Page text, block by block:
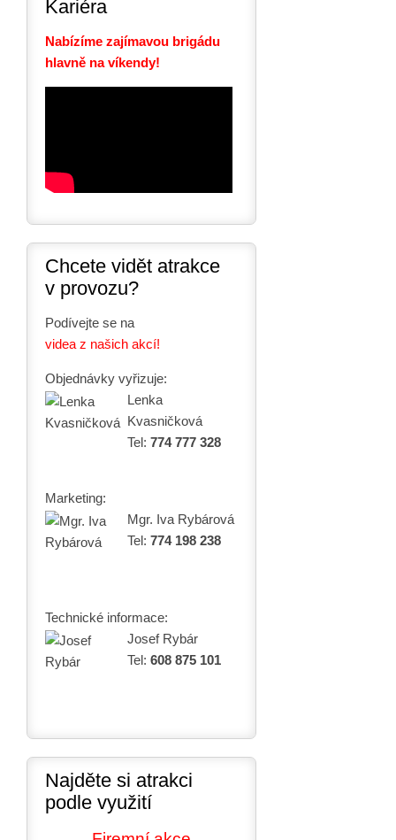
Kariéra
Nabízíme zajímavou brigádu
hlavně na víkendy!
Chcete vidět atrakce
v provozu?
Podívejte se na
videa z našich akcí!
Objednávky vyřizuje:
Lenka
Kvasničková
Tel: 774 777 328
Marketing:
Mgr. Iva Rybárová
Tel: 774 198 238
Technické informace:
Josef Rybár
Tel: 608 875 101
Najděte si atrakci
podle využití